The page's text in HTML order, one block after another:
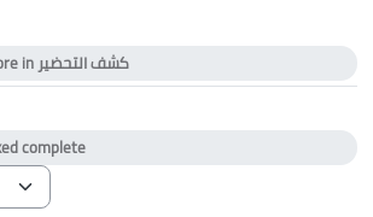
inكشف التحضير
complete